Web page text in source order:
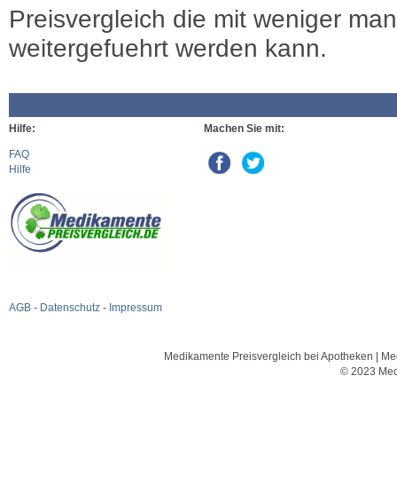
Preisvergleich die mit weniger
weitergefuehrt werden kann.
Hilfe:
FAQ
Hilfe
AGB - Datenschutz - Impressum
Machen Sie mit:
Medikamente Preisvergleich bei Apotheken |
© 2023